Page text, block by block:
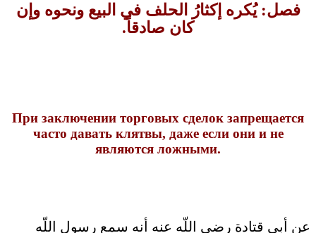
فصل‏:‏ يُكره إكثارُ الحلف في البيع ونحوه وإن
كان صادقاً‏.
При заключении торговых сделок запрещается
часто давать клятвы, даже если они и не
являются ложными.
عن أبي قتادة رضي اللّه عنه أنه سمع رسول اللّه